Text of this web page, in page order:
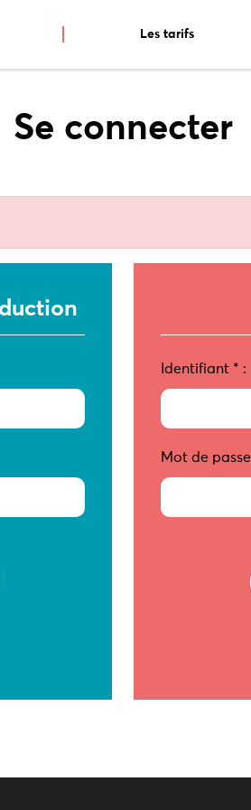
Les tarifs
Se connecter
Identifiant * :
Mot de passe